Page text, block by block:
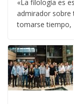
«La filología es
admirador sobre
tomarse tiempo,